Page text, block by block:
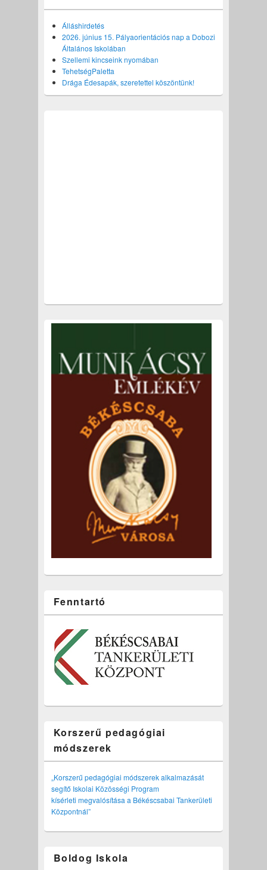
Álláshirdetés
2026. június 15. Pályaorientációs nap a Dobozi
Általános Iskolában
Szellemi kincseink nyomában
TehetségPaletta
Drága Édesapák, szeretettel köszöntünk!
Fenntartó
Korszerű pedagógiai
módszerek
„Korszerű pedagógiai módszerek alkalmazását
segítő Iskolai Közösségi Program
kísérleti megvalósítása a Békéscsabai Tankerületi
Központnál”
Boldog Iskola